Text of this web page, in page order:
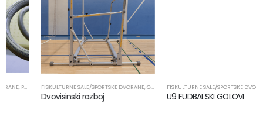
,SPORTSKA OPREMA
FISKULTURNE SALE/SPORTSKE DVORANE, GIMNASTIKA ,PROIZVODI,SPORTSKA OPREMA
Dvovisinski razboj
FISKULTURNE SALE/SPORTSKE DVORANE, PROIZVODI
U9 FUDBALSKI GOLOVI